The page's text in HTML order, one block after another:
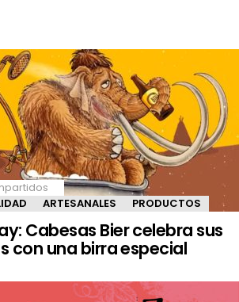
ARTESANALES PRODUCTOS
Cabesas Bier celebra sus
con una birra especial